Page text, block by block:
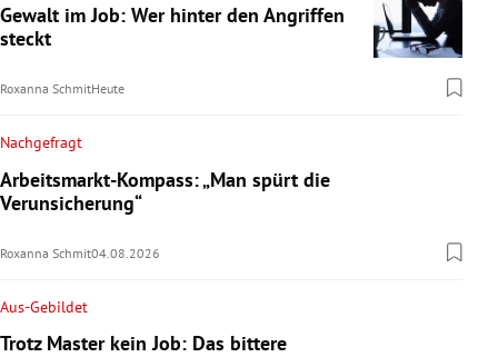
Gewalt im Job: Wer hinter den Angriffen
steckt
Roxanna SchmitHeute
Nachgefragt
Arbeitsmarkt-Kompass: „Man spürt die
Verunsicherung“
Roxanna Schmit04.08.2026
Aus-Gebildet
Trotz Master kein Job: Das bittere